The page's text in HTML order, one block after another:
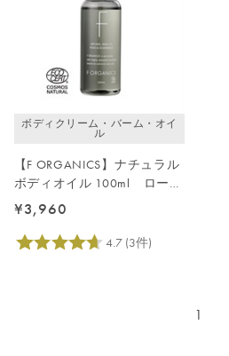
ボディクリーム・バーム・オイ
ル
【F ORGANICS】ナチュラル
ボディオイル 100ml ローズ
＆シダーウッド
¥3,960
1